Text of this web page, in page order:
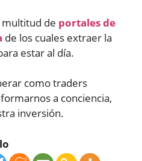
multitud de portales de
de los cuales extraer la
estar al día.
como traders
a conciencia,
inversión.